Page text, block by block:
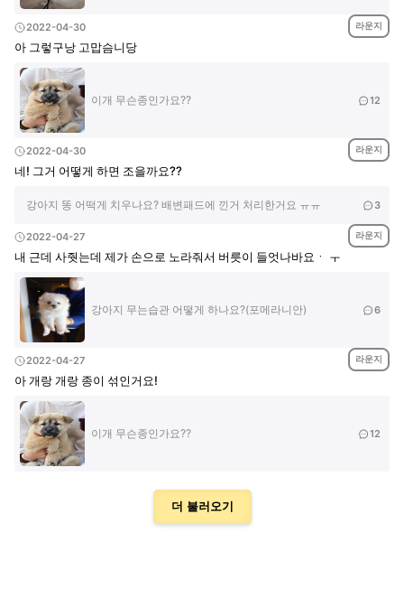
2022-04-30 라운지
아 그렇구낭 고맙슴니당
이개 무슨종인가요?? 12
2022-04-30 라운지
네! 그거 어떻게 하면 조을까요??
강아지 똥 어떡게 치우나요? 배변패드에 낀거 처리한거요 ㅠㅠ 3
2022-04-27 라운지
내 근데 사줫는데 제가 손으로 노라줘서 버릇이 들엇나바요ㆍ ㅜ
강아지 무는습관 어떻게 하나요?(포메라니안) 6
2022-04-27 라운지
아 개랑 개랑 종이 섞인거요!
이개 무슨종인가요?? 12
더 불러오기